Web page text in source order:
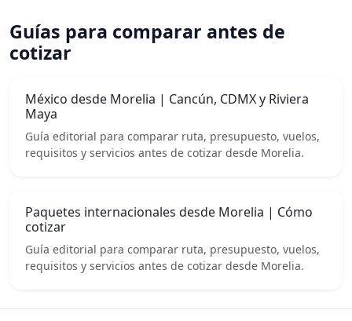
Guías para comparar antes de
cotizar
México desde Morelia | Cancún, CDMX y Riviera
Maya
Guía editorial para comparar ruta, presupuesto, vuelos,
requisitos y servicios antes de cotizar desde Morelia.
Paquetes internacionales desde Morelia | Cómo
cotizar
Guía editorial para comparar ruta, presupuesto, vuelos,
requisitos y servicios antes de cotizar desde Morelia.